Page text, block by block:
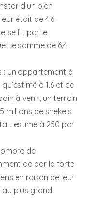
d’un bien
était de 4.6
se fit par le
somme de 6.4
: un appartement à
à 1.6 et ce
à venir, un terrain
millions de shekels
estimé à 250 par
de
de par la forte
en raison de leur
plus grand